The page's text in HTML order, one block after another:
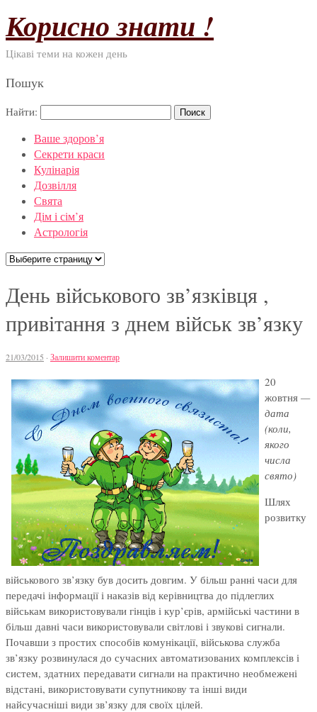
Корисно знати !
Цікаві теми на кожен день
Пошук
Найти:
Ваше здоров’я
Секрети краси
Кулінарія
Дозвілля
Свята
Дім і сім’я
Астрологія
День військового зв’язківця ,
привітання з днем військ зв’язку
21/03/2015 · Залишити коментар
20
жовтня —
дата
(коли,
якого
числа
свято)
Шлях
розвитку
військового зв’язку був досить довгим. У більш ранні часи для
передачі інформації і наказів від керівництва до підлеглих
військам використовували гінців і кур’єрів, армійські частини в
більш давні часи використовували світлові і звукові сигнали.
Почавши з простих способів комунікації, військова служба
зв’язку розвинулася до сучасних автоматизованих комплексів і
систем, здатних передавати сигнали на практично необмежені
відстані, використовувати супутникову та інші види
найсучасніші види зв’язку для своїх цілей.